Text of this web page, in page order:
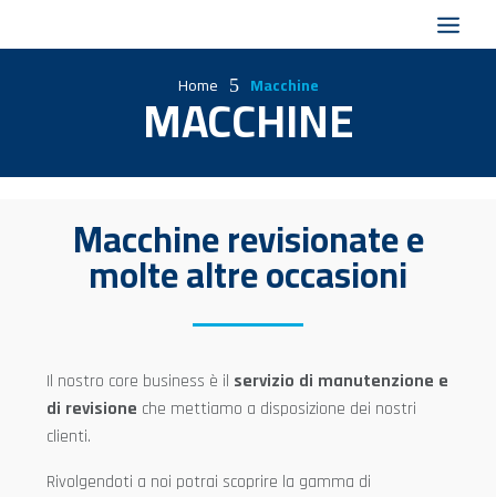
Home 5 Macchine
MACCHINE
Macchine revisionate e
molte altre occasioni
Il nostro core business è il servizio di manutenzione e
di revisione che mettiamo a disposizione dei nostri
clienti.
Rivolgendoti a noi potrai scoprire la gamma di